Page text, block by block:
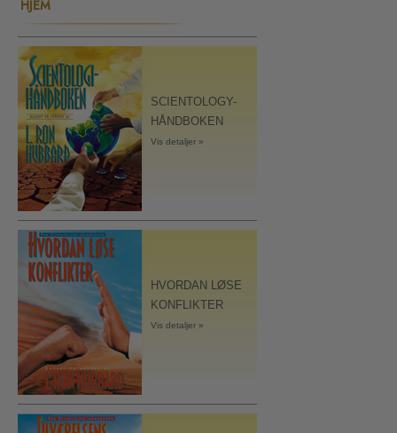
HJEM
SCIENTOLOGY-
HÅNDBOKEN
Vis detaljer »
HVORDAN LØSE
KONFLIKTER
Vis detaljer »